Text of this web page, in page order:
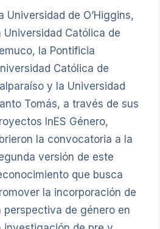
Universidad de O’Higgins,
Universidad Católica de
la Pontificia
Católica de
y la Universidad
Tomás, a través de sus
InES Género,
la convocatoria a la
versión de este
que busca
la incorporación de
perspectiva de género en